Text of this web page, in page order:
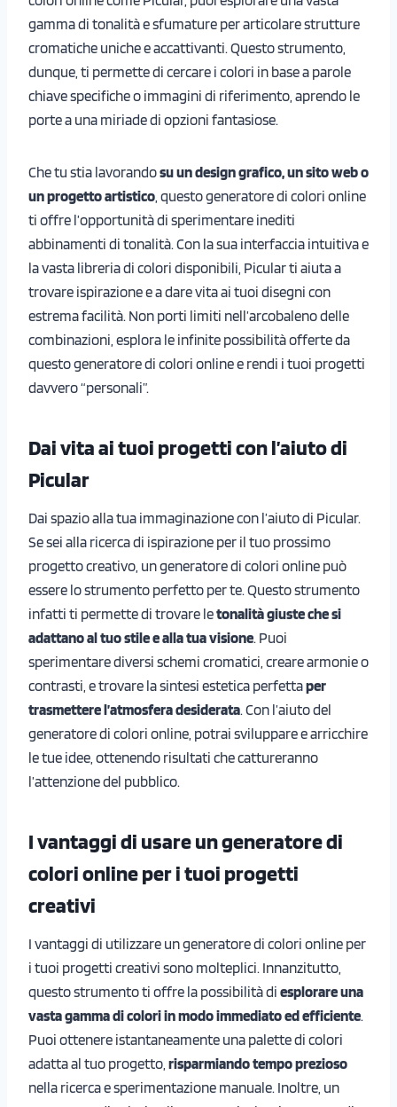
gamma di tonalità e sfumature per articolare strutture
cromatiche uniche e accattivanti. Questo strumento,
dunque, ti permette di cercare i colori in base a parole
chiave specifiche o immagini di riferimento, aprendo le
porte a una miriade di opzioni fantasiose.
Che tu stia lavorandosu un design grafico, un sito web o
un progetto artistico , questo generatore di colori online
ti offre l’opportunità di sperimentare inediti
abbinamenti di tonalità. Con la sua interfaccia intuitiva e
la vasta libreria di colori disponibili, Picular ti aiuta a
trovare ispirazione e a dare vita ai tuoi disegni con
estrema facilità. Non porti limiti nell’arcobaleno delle
combinazioni, esplora le infinite possibilità offerte da
questo generatore di colori online e rendi i tuoi progetti
davvero “personali”.
Dai vita ai tuoi progetti con l’aiuto di
Picular
Dai spazio alla tua immaginazione con l’aiuto di Picular.
Se sei alla ricerca di ispirazione per il tuo prossimo
progetto creativo, un generatore di colori online può
essere lo strumento perfetto per te. Questo strumento
infatti ti permette di trovare letonalità giuste che si
adattano al tuo stile e alla tua visione. Puoi
sperimentare diversi schemi cromatici, creare armonie o
contrasti, e trovare la sintesi estetica perfettaper
trasmettere l’atmosfera desiderata. Con l’aiuto del
generatore di colori online, potrai sviluppare e arricchire
le tue idee, ottenendo risultati che cattureranno
l’attenzione del pubblico.
I vantaggi di usare un generatore di
colori online per i tuoi progetti
creativi
I vantaggi di utilizzare un generatore di colori online per
i tuoi progetti creativi sono molteplici. Innanzitutto,
questo strumento ti offre la possibilità di esplorare una
vasta gamma di colori in modo immediato ed efficiente.
Puoi ottenere istantaneamente una palette di colori
adatta al tuo progetto, risparmiando tempo prezioso
nella ricerca e sperimentazione manuale. Inoltre, un